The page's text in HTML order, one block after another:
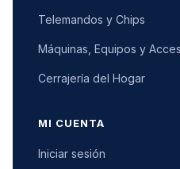
Telemandos y Chips
Máquinas, Equipos y
Cerrajería del Hogar
MI CUENTA
Iniciar sesión